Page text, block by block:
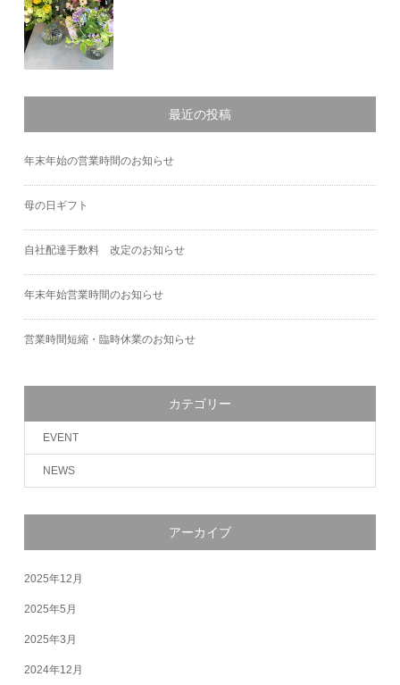
最近の投稿
年末年始の営業時間のお知らせ
母の日ギフト
自社配達手数料 改定のお知らせ
年末年始営業時間のお知らせ
営業時間短縮・臨時休業のお知らせ
カテゴリー
EVENT
NEWS
アーカイブ
2025年12月
2025年5月
2025年3月
2024年12月